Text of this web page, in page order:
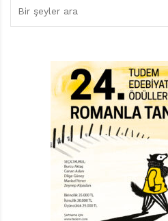
donduran kara deliklerden
merkezinde bir kara delik
delikle aramızda 1600 ışık
ortamı sakinleştirirsiniz.
ileri uygarlıkların gelişmesine
vardır sizce? Tahmininizden
olduğundan kuşku
aklımızın zor alacağı sayılar
büyüklükler, aşılmaz
Böylesi bir genişliğe dair
şaşırtıcı değil. Platon şöyle